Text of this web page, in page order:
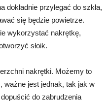
dokładnie przylegać do szkła,
się będzie powietrze.
wykorzystać nakrętkę,
słoik.
nakrętki. Możemy to
ważne jest jednak, tak jak w
do zabrudzenia